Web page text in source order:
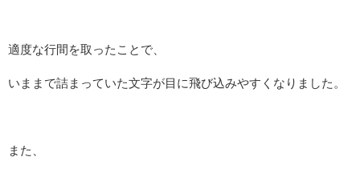
適度な行間を取ったことで、
いままで詰まっていた文字が目に飛び込みやすくなりました。
また、